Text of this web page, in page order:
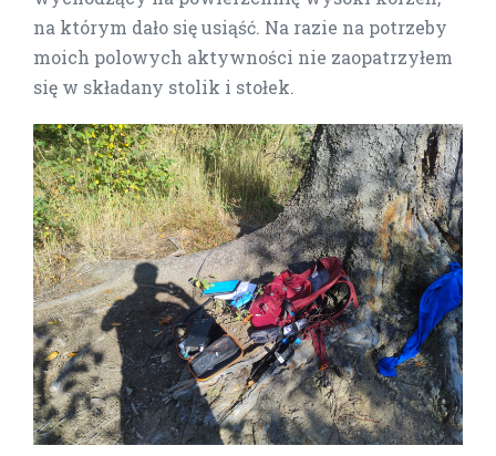
na którym dało się usiąść. Na razie na potrzeby
moich polowych aktywności nie zaopatrzyłem
się w składany stolik i stołek.